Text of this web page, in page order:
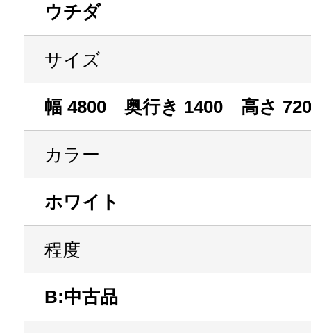
ウチダ
サイズ
幅 4800 奥行き 1400 高さ 720
カラー
ホワイト
程度
B:中古品